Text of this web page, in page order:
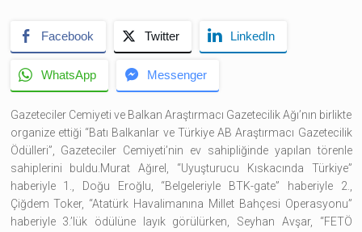
Facebook Twitter LinkedIn
WhatsApp Messenger
Gazeteciler Cemiyeti ve Balkan Araştırmacı Gazetecilik Ağı’nın birlikte
organize ettiği “Batı Balkanlar ve Türkiye AB Araştırmacı Gazetecilik
Ödülleri”, Gazeteciler Cemiyeti’nin ev sahipliğinde yapılan törenle
sahiplerini buldu.Murat Ağırel, “Uyuşturucu Kıskacında Türkiye”
haberiyle 1., Doğu Eroğlu, “Belgeleriyle BTK-gate” haberiyle 2.,
Çiğdem Toker, “Atatürk Havalimanına Millet Bahçesi Operasyonu”
haberiyle 3.’lük ödülüne layık görülürken, Seyhan Avşar, “FETÖ